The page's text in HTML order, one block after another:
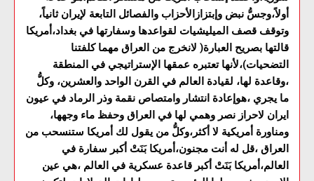
أولاً،وجسُّ نبض وإبتزازالأحزاب والفصائل التابعة لإيران ثانياً،
وتوقف قصف الميليشيات لقواعدها وسفارتها في بغداد،أمريكا
قالتها بصريح العبارة( لانخرج من العراق مهما كلفتنا
التضحيات)،لأنها تعتبره عمقها الإستراتيجي في المنطقة
،وقاعدة لها، لقيادة العالم في القرن الواحد والعشرين، وكلُّ
ما يجري ،هوإعادة انتشار وامتصاص نقمة وذر الرماد في عيون
ايران لاحراز نصر وهمي لها في العراق وحفظ ماء وجهها،
ومناورة أمريكية لا أكثر،وكلُّ من يقول لك أمريكا ستنسحب من
العراق ،قل له أنت مجنون،أمريكا بَنَتْ أكبر سفارة في
العالم،أمريكا بَنَتْ أكبر قاعدة عسكرية في العالم ،هي عين